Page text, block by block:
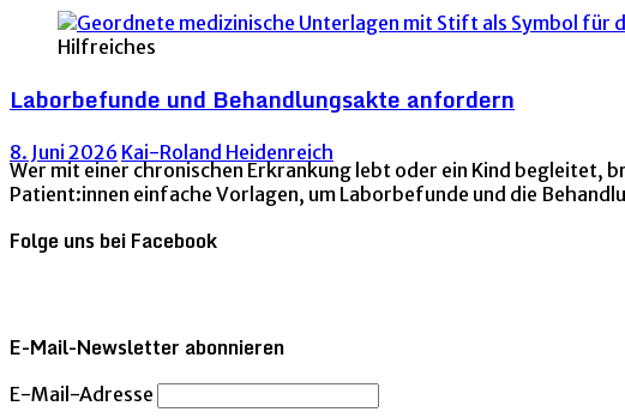
Hilfreiches
Laborbefunde und Behandlungsakte anfordern
8. Juni 2026 Kai-Roland Heidenreich
Wer mit einer chronischen Erkrankung lebt oder ein Kind begleitet,
Patient:innen einfache Vorlagen, um Laborbefunde und die
Folge uns bei Facebook
E-Mail-Newsletter abonnieren
E-Mail-Adresse